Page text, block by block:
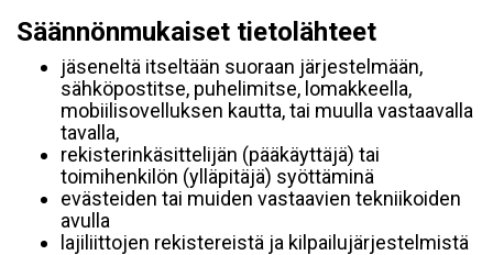
Säännönmukaiset tietolähteet
jäseneltä itseltään suoraan järjestelmään,
sähköpostitse, puhelimitse, lomakkeella,
mobiilisovelluksen kautta, tai muulla vastaavalla
tavalla,
rekisterinkäsittelijän (pääkäyttäjä) tai
toimihenkilön (ylläpitäjä) syöttäminä
evästeiden tai muiden vastaavien tekniikoiden
avulla
lajiliittojen rekistereistä ja kilpailujärjestelmistä